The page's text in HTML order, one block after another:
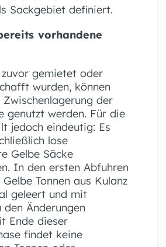
Sackgebiet definiert.
vorhandene
gemietet oder
wurden, können
der
genutzt werden. Für die
jedoch eindeutig: Es
lose
Gelbe Säcke
In den ersten Abfuhren
Tonnen aus Kulanz
geleert und mit
den Änderungen
Ende dieser
findet keine